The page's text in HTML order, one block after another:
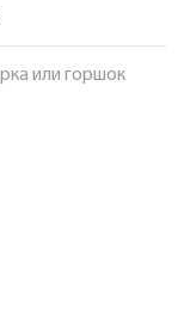
или горшок